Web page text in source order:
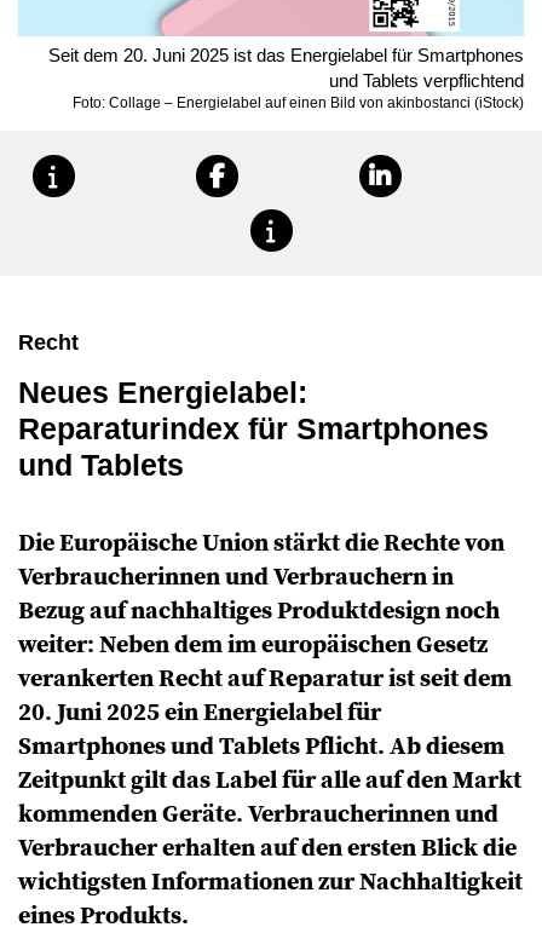
Seit dem 20. Juni 2025 ist das Energielabel für Smartphones
und Tablets verpflichtend
Foto: Collage – Energielabel auf einen Bild von akinbostanci (iStock)
Recht
Neues Energielabel:
Reparaturindex für Smartphones
und Tablets
Die Europäische Union stärkt die Rechte von
Verbraucherinnen und Verbrauchern in
Bezug auf nachhaltiges Produktdesign noch
weiter: Neben dem im europäischen Gesetz
verankerten Recht auf Reparatur ist seit dem
20. Juni 2025 ein Energielabel für
Smartphones und Tablets Pflicht. Ab diesem
Zeitpunkt gilt das Label für alle auf den Markt
kommenden Geräte. Verbraucherinnen und
Verbraucher erhalten auf den ersten Blick die
wichtigsten Informationen zur Nachhaltigkeit
eines Produkts.